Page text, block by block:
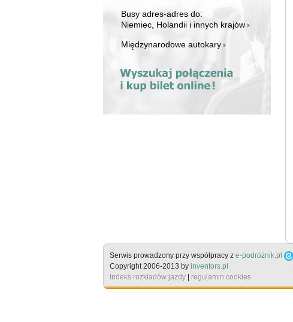
Busy adres-adres do:
Niemiec, Holandii i innych krajów
Międzynarodowe autokary
Serwis prowadzony przy współpracy z e-podróżnik.pl
Copyright 2006-2013 by inventors.pl
Indeks rozkładów jazdy | regulamin cookies